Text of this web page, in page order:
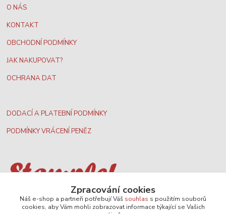
O NÁS
KONTAKT
OBCHODNÍ PODMÍNKY
JAK NAKUPOVAT?
OCHRANA DAT
DODACÍ A PLATEBNÍ PODMÍNKY
PODMÍNKY VRÁCENÍ PENĚZ
Nejširší velkoobchodní nabídka dvd filmůZpracování cookies
Náš e-shop a partneři potřebují Váš souhlas s použitím souborů
cookies, aby Vám mohli zobrazovat informace týkající se Vašich